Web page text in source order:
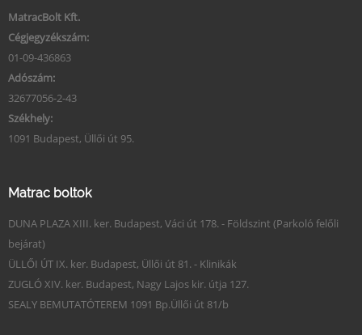
MatracBolt Kft.
Cégjegyzékszám:
01-09-436863
Adószám:
32677056-2-43
Székhely:
1091 Budapest, Üllői út 95.
Matrac boltok
DUNA PLAZA XIII. ker. Budapest, Váci út 178. - Földszint (Parkoló felőli
bejárat)
ÜLLŐI ÚT IX. ker. Budapest, Üllői út 81. - Klinikák
ZUGLÓ XIV. ker. Budapest, Nagy Lajos kir. útja 127.
SEALY BEMUTATÓTEREM 1091 Bp.Üllői út 81/b